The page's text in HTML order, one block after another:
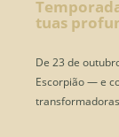
tuas
De 23 de
Escorpião — e